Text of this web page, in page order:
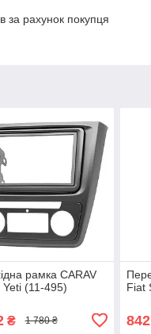
за рахунок покупця
рамка CARAV
Yeti (11-495)
₴ 1 780 ₴
Fiat